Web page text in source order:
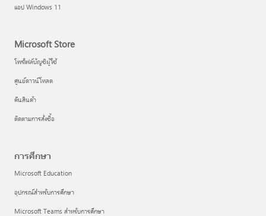
แอป Windows 11
Microsoft Store
โพรไฟล์บัญชีผู้ใช้
ศูนย์ดาวน์โหลด
คืนสินค้า
ติดตามการสั่งซื้อ
การศึกษา
Microsoft Education
อุปกรณ์สำหรับการศึกษา
Microsoft Teams สำหรับการศึกษา